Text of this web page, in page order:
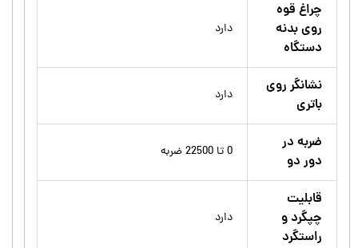
چراغ قوه
روی بدنه
دستگاه
دارد
نشانگر روی
باتری
دارد
ضربه در
دور دو
0 تا 22500 ضربه
قابلیت
چپگرد و
راستگرد
دارد